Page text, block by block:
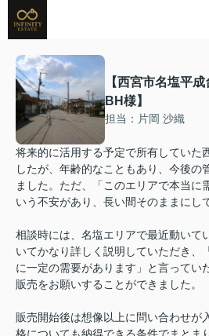
【西宮市名塩平
BH様】
担当：片岡 沙織
将来的に活用する予定で所有していた
したが、年齢的なこともあり、今後の
ました。ただ、「このエリアで本当に
いう不安があり、長い間そのままにし
相談時には、名塩エリアで最近動いて
いてかなり詳しく説明していただき、
に一定の需要があります」と言ってい
販売をお願いすることができました。
販売開始後は想像以上に問い合わせが